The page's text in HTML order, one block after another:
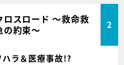
ロスロード ～救命救
の約束～
2
ラ＆医療事故!?